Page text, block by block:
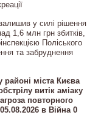
у силі рішення
1,6 млн грн збитків,
Поліського
та забруднення
районі міста Києва
витік аміаку
повторного
в Війна 0